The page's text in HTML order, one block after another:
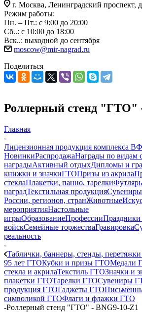
г. Москва, Ленинградский проспект,
Режим работы:
Пн. – Пт.: с 9:00 до 20:00
Сб..: с 10:00 до 18:00
Вск..: выходной до сентября
moscow@mir-nagrad.ru
Поделиться
Роллерный стенд "ГТО"
Главная
-
Лицензионная продукция комплекса
НовинкиРаспродажаНаграды по видам
наградыАктивный отдыхДипломы и
книжки и значкиГТОПризы из акрила
стеклаПлакетки, панно, тарелки
наградТекстильная продукция
России, регионов, странЖивотные
мероприятияНастольные
игрыОбразованиеПрофессииПраздники
войскСемейные торжестваГравировка
реальность
-
Таблички, баннеры, стенды,
95 лет ГТОКубки и призы ГТОМедали
стекла и акрилаТекстиль ГТОЗначки и
плакетки ГТОТарелки ГТОСувениры
продукция ГТОГаджеты ГТО
символикой ГТОФлаги и флажки ГТО
-Роллерный стенд "ГТО" - BNG9-10-Z1